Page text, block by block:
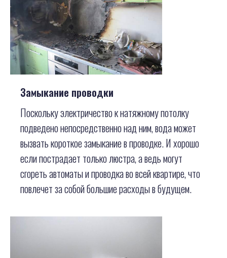
Замыкание проводки
Поскольку электричество к натяжному потолку
подведено непосредственно над ним, вода может
вызвать короткое замыкание в проводке. И хорошо
если пострадает только люстра, а ведь могут
сгореть автоматы и проводка во всей квартире, что
повлечет за собой большие расходы в будущем.